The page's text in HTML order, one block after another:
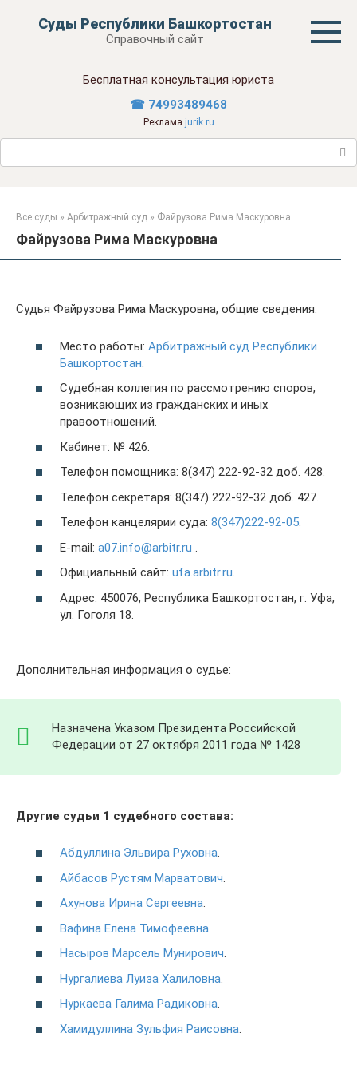
Суды Республики Башкортостан
Справочный сайт
Бесплатная консультация юриста
☎ 74993489468
Реклама jurik.ru
Поиск:
Все суды » Арбитражный суд » Файрузова Рима Маскуровна
Файрузова Рима Маскуровна
Судья Файрузова Рима Маскуровна, общие сведения:
Место работы: Арбитражный суд Республики
Башкортостан
Судебная коллегия по рассмотрению споров,
возникающих из гражданских и иных
правоотношений.
Кабинет: № 426.
Телефон помощника: 8(347) 222-92-32 доб. 428.
Телефон секретаря: 8(347) 222-92-32 доб. 427.
Телефон канцелярии суда: 8(347)222-92-05.
E-mail: a07.info@arbitr.ru
Официальный сайт: ufa.arbitr.ru.
Адрес: 450076, Республика Башкортостан, г. Уфа,
ул. Гоголя 18.
Дополнительная информация о судье:
Назначена Указом Президента Российской
Федерации от 27 октября 2011 года № 1428
Другие судьи 1 судебного состава:
Абдуллина Эльвира Руховна.
Айбасов Рустям Марватович
Ахунова Ирина Сергеевна.
Вафина Елена Тимофеевна
Насыров Марсель Мунирович.
Нургалиева Луиза Халиловна
Нуркаева Галима Радиковна.
Хамидуллина Зульфия Раисовна